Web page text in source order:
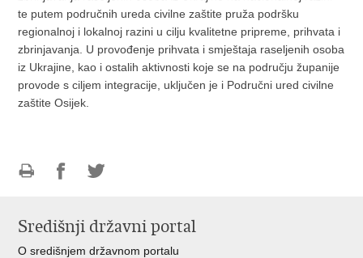
te putem područnih ureda civilne zaštite pruža podršku
regionalnoj i lokalnoj razini u cilju kvalitetne pripreme, prihvata i
zbrinjavanja. U provođenje prihvata i smještaja raseljenih osoba
iz Ukrajine, kao i ostalih aktivnosti koje se na području županije
provode s ciljem integracije, uključen je i Područni ured civilne
zaštite Osijek.
FacebookuTwitteru
Središnji državni portal
O središnjem državnom portalu